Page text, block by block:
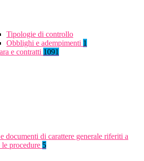
Tipologie di controllo
Obblighi e adempimenti 1
e contratti 1091
documenti di carattere generale riferiti a
le procedure 5